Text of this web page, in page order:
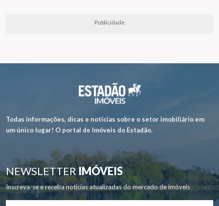
Publicidade
Todas informações, dicas e notícias sobre o setor imobiliário em
um único lugar! O portal de Imóveis do Estadão.
NEWSLETTERIMÓVEIS
Inscreva-se e receba notícias atualizadas do mercado de imóveis